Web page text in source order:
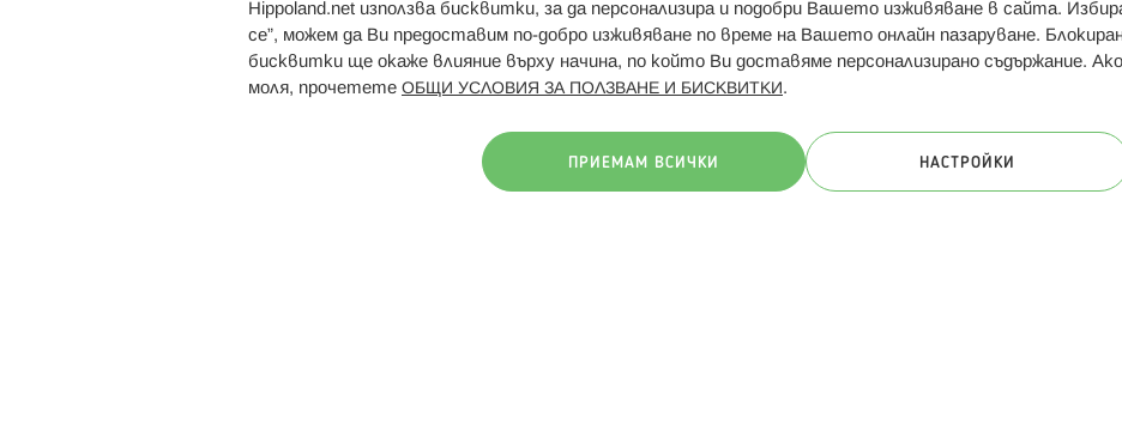
Брошури Магазини Свързани сайтове: Hippoland.ro Последвайте ни:
Hippoland.net използва бисквитки, за да персонализира и подобри Вашето изживяване в сайта.
се”, можем да Ви предоставим по-добро изживяване по време на Вашето онлайн пазаруване.
бисквитки ще окаже влияние върху начина, по който Ви доставяме персонализирано съдържание.
моля, прочетете ОБЩИ УСЛОВИЯ ЗА ПОЛЗВАНЕ И БИСКВИТКИ .
ПРИЕМАМ ВСИЧКИ НАСТРОЙКИ